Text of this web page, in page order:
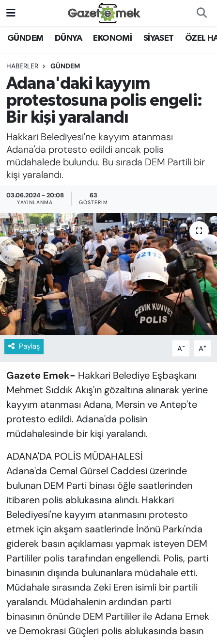
GÜNDEM DÜNYA EKONOMİ SİYASET ÖZEL
HABERLER GÜNDEM
Adana'daki kayyım
protestosuna polis engeli:
Bir kişi yaralandı
Hakkari Belediyesi'ne kayyım atanması
Adana'da protesto edildi ancak polis
müdahalede bulundu. Bu sırada DEM Partili bir
kişi yaralandı.
03.06.2024 - 20:08
YAYINLANMA
63
GÖSTERIM
Paylaş A- A+
Gazete Emek- Hakkari Belediye Eşbaşkanı
Mehmet Sıddık Akış'ın gözaltına alınarak yerine
kayyım atanması Adana, Mersin ve Antep'te
protesto edildi. Adana'da polisin
müdahalesinde bir kişi yaralandı.
ADANA'DA POLİS MÜDAHALESİ
Adana'da Cemal Gürsel Caddesi üzerinde
bulunan DEM Parti binası öğle saatlerinden
itibaren polis ablukasına alındı. Hakkari
Belediyesi'ne kayyım atanmasını protesto
etmek için akşam saatlerinde İnönü Parkı'nda
giderek basın açıklaması yapmak isteyen DEM
Partililer polis tarafından engellendi. Polis, parti
binasının dışında bulunanlara müdahale etti.
Müdahale sırasında Zeki Eren isimli bir partili
yaralandı. Müdahalenin ardından parti
binasının önünde DEM Partililer ile Adana Emek
ve Demokrasi Güçleri polis ablukasında basın
DÜNYA
EKONOMİ
EMEK HABERLERİ
YENİ MEDYADA EMEK
GAZETECİLİĞİNİ GELİŞTİRMEK
FAYDALI BİLGİLER
GÜNDEM
EĞİTİM
KADIN
SAĞLIK
SPOR
KÜLTÜR-SANAT
MAGAZİN
ÖZEL HABER
YAZAR KÖŞESİ
SİYASET
VAN VE DİYARBAKIR HABERLERİ
Nöbetçi Eczaneler
Hava Durumu
İstanbul Namaz Vakitleri
Trafik Durumu
Süper Lig Puan Durumu ve Fikstür
Tüm Manşetler